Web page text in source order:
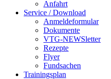
Anfahrt
Service / Download
Anmeldeformular
Dokumente
VTG-NEWSletter
Rezepte
Flyer
Fundsachen
Trainingsplan